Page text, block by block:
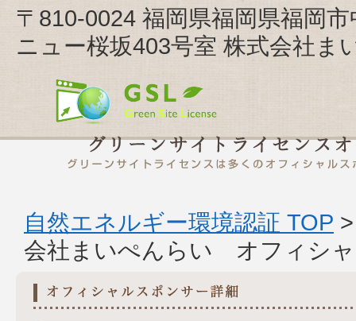
〒810-0024 福岡県福岡県福岡
ニュー桜坂403号室 株式会社ま
自然エネルギー環境認証 TOP
会社まいぺんらい オフィシ